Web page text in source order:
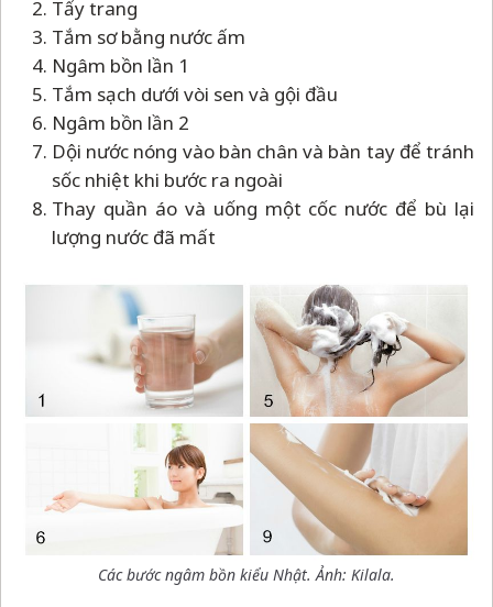
Tẩy trang
Tắm sơ bằng nước ấm
Ngâm bồn lần 1
Tắm sạch dưới vòi sen và gội đầu
Ngâm bồn lần 2
Dội nước nóng vào bàn chân và bàn tay để tránh
sốc nhiệt khi bước ra ngoài
Thay quần áo và uống một cốc nước để bù lại
lượng nước đã mất
Các bước ngâm bồn kiểu Nhật. Ảnh: Kilala.